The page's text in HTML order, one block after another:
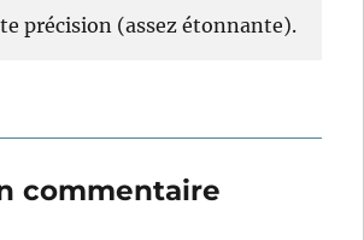
précision (assez étonnante).
commentaire